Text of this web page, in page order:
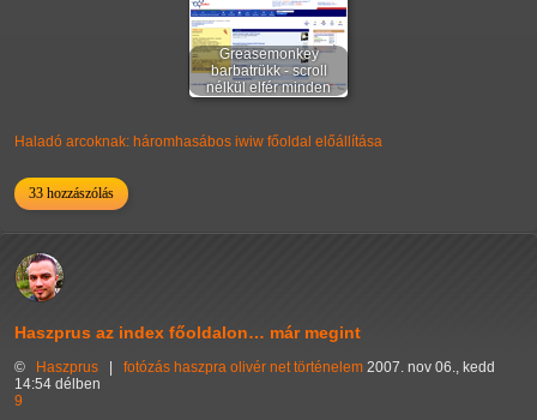
Greasemonkey
barbatrükk - scroll
nélkül elfér minden
Haladó arcoknak: háromhasábos iwiw főoldal előállítása
33 hozzászólás
Haszprus az index főoldalon… már megint
© Haszprus fotózás haszpra olivér net történelem 2007. nov 06., kedd
14:54 délben
9